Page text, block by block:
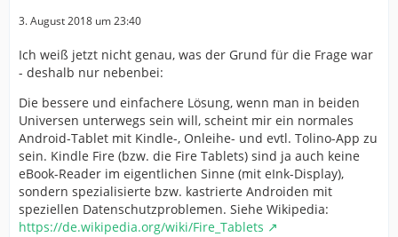
3. August 2018 um 23:40
Ich weiß jetzt nicht genau, was der Grund für die Frage war
- deshalb nur nebenbei:
Die bessere und einfachere Lösung, wenn man in beiden
Universen unterwegs sein will, scheint mir ein normales
Android-Tablet mit Kindle-, Onleihe- und evtl. Tolino-App zu
sein. Kindle Fire (bzw. die Fire Tablets) sind ja auch keine
eBook-Reader im eigentlichen Sinne (mit eInk-Display),
sondern spezialisierte bzw. kastrierte Androiden mit
speziellen Datenschutzproblemen. Siehe Wikipedia:
https://de.wikipedia.org/wiki/Fire_Tablets